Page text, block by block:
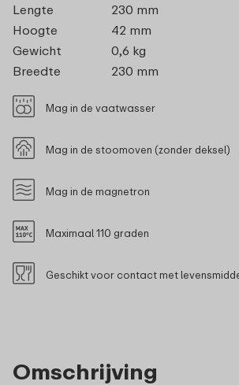
Omschrijving
Lengte
230 mm
Hoogte
42 mm
Gewicht
0,6 kg
Breedte
230 mm
Mag in de vaatwasser
Mag in de stoomoven (zonder deksel)
Mag in de magnetron
Maximaal 110 graden
Geschikt voor contact met